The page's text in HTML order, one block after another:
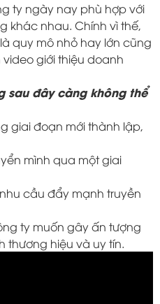
ty ngày nay phù hợp với
khác nhau. Chính vì thế,
quy mô nhỏ hay lớn cũng
giới thiệu doanh
sau đây càng không thể
giai đoạn mới thành lập,
mình qua một giai
cầu đẩy mạnh truyền
ty muốn gây ấn tượng
thương hiệu và uy tín.